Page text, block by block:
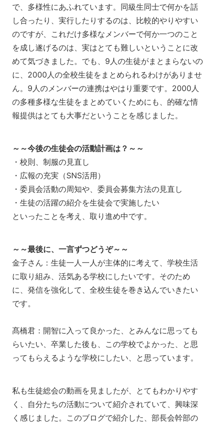
で、多様性にあふれています。同級生同士で何かを話
し合ったり、実行したりするのは、比較的やりやすい
のですが、これだけ多様なメンバーで何か一つのこと
を成し遂げるのは、実はとても難しいということに改
めて気づきました。でも、9人の生徒がまとまらないの
に、2000人の全校生徒をまとめられるわけがありませ
ん。9人のメンバーの連携はやはり重要です。2000人
の多種多様な生徒をまとめていくためにも、的確な情
報提供はとても大事だということを感じました。
～～今後の生徒会の活動計画は？～～
・校則、制服の見直し
・広報の充実（SNS活用）
・委員会活動の周知や、委員会募集方法の見直し
・生徒の活躍の紹介を生徒会で実施したい
といったことを考え、取り進め中です。
～～最後に、一言ずつどうぞ～～
金子さん：生徒一人一人が主体的に考えて、学校生活
に取り組み、活気ある学校にしたいです。そのため
に、発信を強化して、全校生徒を巻き込んでいきたい
です。
髙橋君：開智に入って良かった、とみんなに思っても
らいたい、卒業した後も、この学校でよかった、と思
ってもらえるような学校にしたい、と思っています。
私も生徒総会の動画を見ましたが、とてもわかりやす
く、自分たちの活動について紹介されていて、興味深
く感じました。このブログで紹介した、部長会幹部の